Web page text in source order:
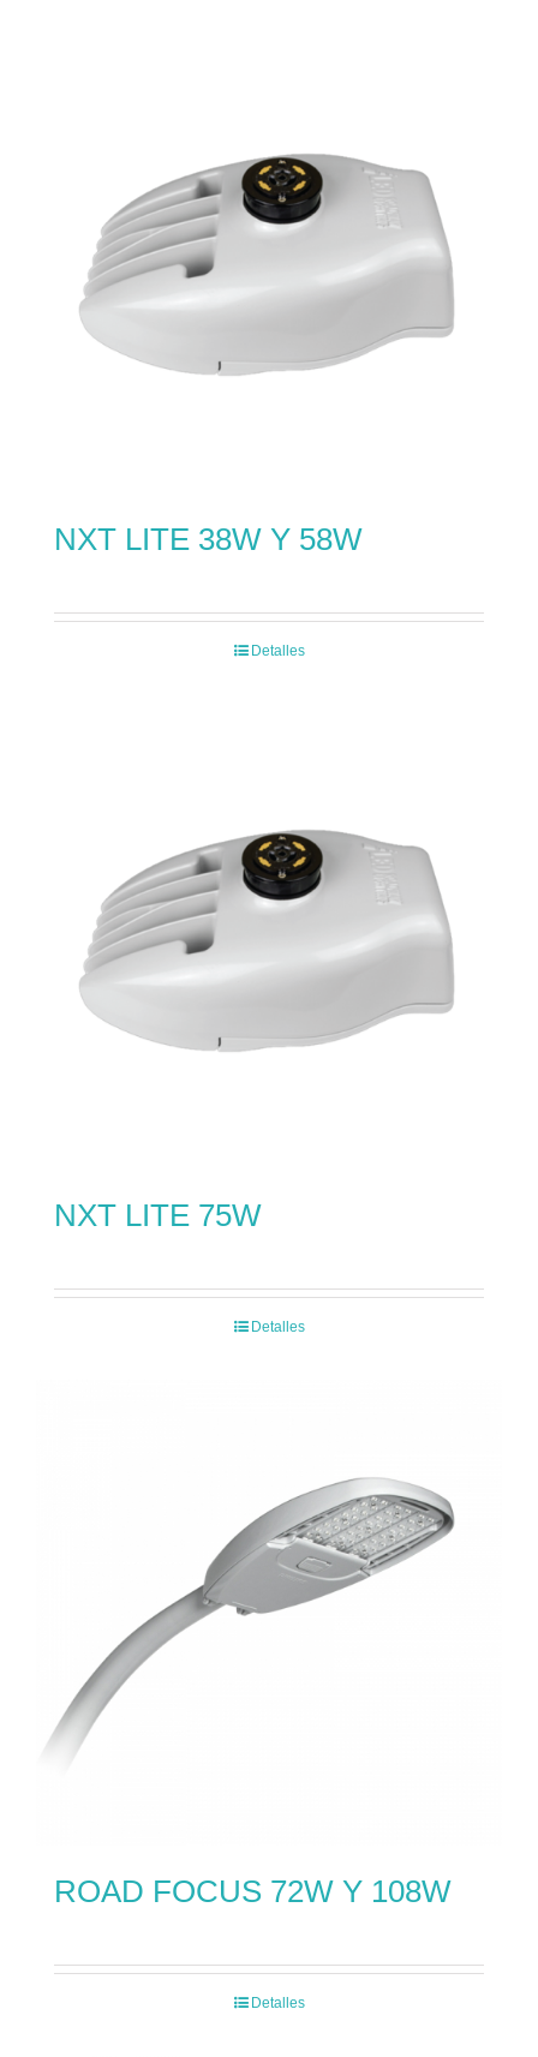
NXT LITE 38W Y 58W
Detalles
NXT LITE 75W
Detalles
ROAD FOCUS 72W Y 108W
Detalles